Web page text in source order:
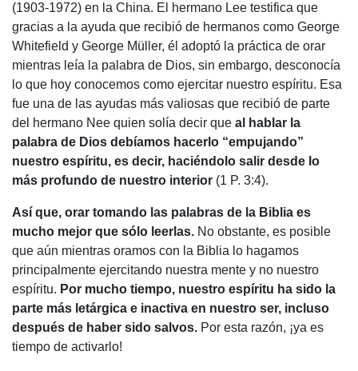
(1903-1972) en la China. El hermano Lee testifica que
gracias a la ayuda que recibió de hermanos como George
Whitefield y George Müller, él adoptó la práctica de orar
mientras leía la palabra de Dios, sin embargo, desconocía
lo que hoy conocemos como ejercitar nuestro espíritu. Esa
fue una de las ayudas más valiosas que recibió de parte
del hermano Nee quien solía decir que al hablar la
palabra de Dios debíamos hacerlo “empujando”
nuestro espíritu, es decir, haciéndolo salir desde lo
más profundo de nuestro interior (1 P. 3:4).
Así que, orar tomando las palabras de la Biblia es
mucho mejor que sólo leerlas. No obstante, es posible
que aún mientras oramos con la Biblia lo hagamos
principalmente ejercitando nuestra mente y no nuestro
espíritu. Por mucho tiempo, nuestro espíritu ha sido la
parte más letárgica e inactiva en nuestro ser, incluso
después de haber sido salvos. Por esta razón, ¡ya es
tiempo de activarlo!